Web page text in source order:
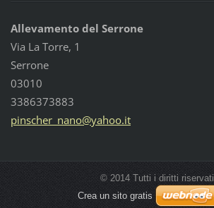
Allevamento del Serrone
Via La Torre, 1
Serrone
03010
3386373883
pinscher_nano@yahoo.it
© 2014 Tutti i diritti riservati.
Crea un sito gratis